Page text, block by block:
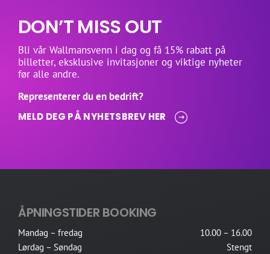
DON’T MISS OUT
Bli vår Wallmansvenn i dag og få 15% rabatt på
billetter, eksklusive invitasjoner og viktige nyheter
før alle andre.
Representerer du en bedrift?
MELD DEG PÅ NYHETSBREV HER
ÅPNINGSTIDER BOOKING
Mandag – fredag
10.00 – 16.00
Lørdag – Søndag
Stengt